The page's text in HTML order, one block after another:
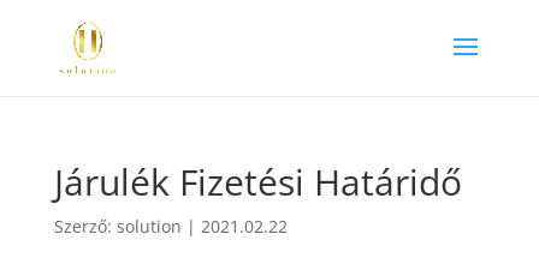
Járulék Fizetési Határidő
Szerző: solution | 2021.02.22